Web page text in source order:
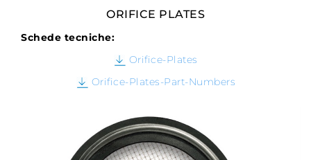
ORIFICE PLATES
Schede tecniche:
Orifice-Plates
Orifice-Plates-Part-Numbers